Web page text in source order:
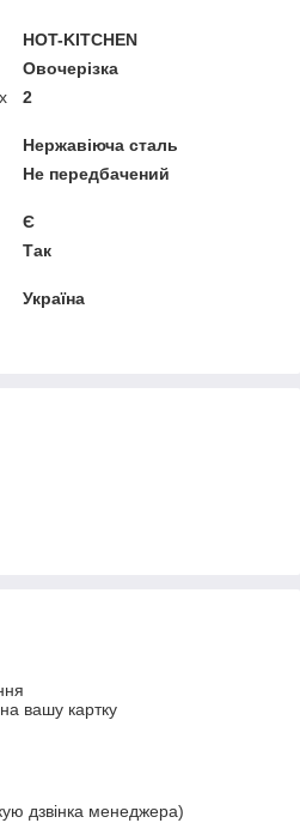
HOT-KITCHEN
Овочерізка
2
Нержавіюча сталь
Не передбачений
Є
Так
Україна
вашу картку
дзвінка менеджера)